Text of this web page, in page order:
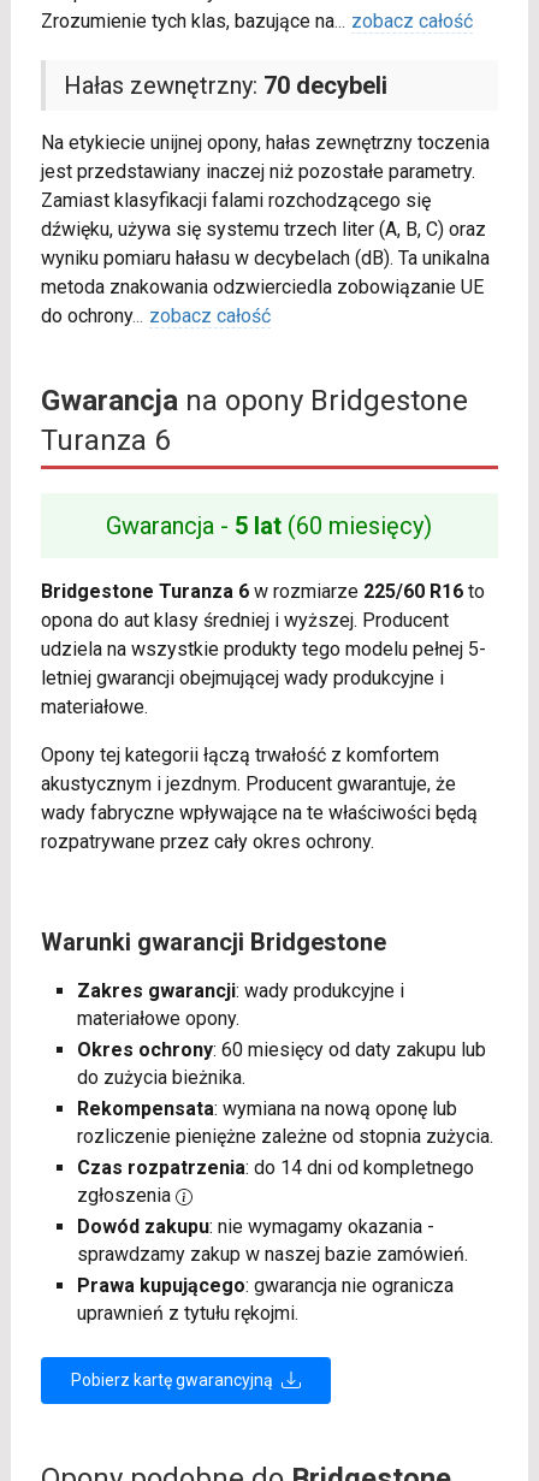
Zrozumienie tych klas, bazujące na... zobacz całość
Hałas zewnętrzny: 70 decybeli
Na etykiecie unijnej opony, hałas zewnętrzny toczenia
jest przedstawiany inaczej niż pozostałe parametry.
Zamiast klasyfikacji falami rozchodzącego się
dźwięku, używa się systemu trzech liter (A, B, C) oraz
wyniku pomiaru hałasu w decybelach (dB). Ta unikalna
metoda znakowania odzwierciedla zobowiązanie UE
do ochrony... zobacz całość
Gwarancjana opony Bridgestone
Turanza 6
Gwarancja - 5 lat (60 miesięcy)
Bridgestone Turanza 6w rozmiarze 225/60 R16to
opona do aut klasy średniej i wyższej. Producent
udziela na wszystkie produkty tego modelu pełnej 5-
letniej gwarancji obejmującej wady produkcyjne i
materiałowe.
Opony tej kategorii łączą trwałość z komfortem
akustycznym i jezdnym. Producent gwarantuje, że
wady fabryczne wpływające na te właściwości będą
rozpatrywane przez cały okres ochrony.
Warunki gwarancji Bridgestone
Zakres gwarancji: wady produkcyjne i
materiałowe opony.
Okres ochrony: 60 miesięcy od daty zakupu lub
do zużycia bieżnika.
Rekompensata: wymiana na nową oponę lub
rozliczenie pieniężne zależne od stopnia zużycia.
Czas rozpatrzenia: do 14 dni od kompletnego
zgłoszenia
Dowód zakupu: nie wymagamy okazania -
sprawdzamy zakup w naszej bazie zamówień.
Prawa kupującego: gwarancja nie ogranicza
uprawnień z tytułu rękojmi.
Pobierz kartę gwarancyjną